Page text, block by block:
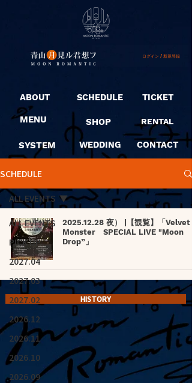
ログイン / 新規登録
ABOUT
MENU
SYSTEM
SCHEDULE
SHOP
WEDDING
TICKET
RENTAL
CONTACT
SCHEDULE
ALL EVENTS
PICK UP
2027.04
2027.03
2027.02
2026.12
2026.11
2026.10
2026.09
ALL EVENTS
2025.12.28 夜） |【観覧】「Velvet
Monster SPECIAL LIVE "Moon
Drop”」
HISTORY